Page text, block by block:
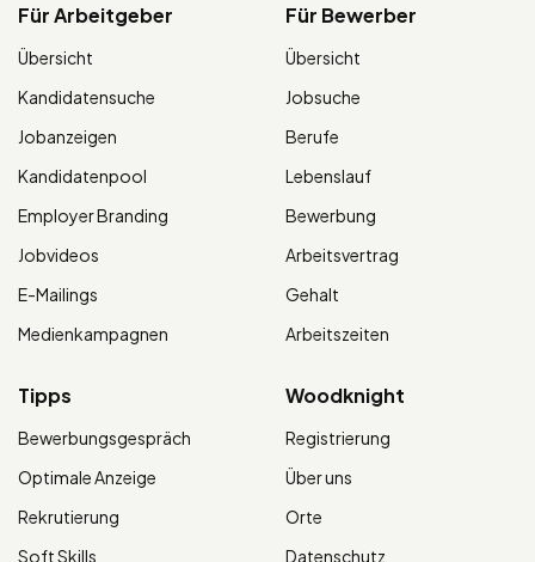
Für Arbeitgeber
Übersicht
Kandidatensuche
Jobanzeigen
Kandidatenpool
Employer Branding
Jobvideos
E-Mailings
Medienkampagnen
Für Bewerber
Übersicht
Jobsuche
Berufe
Lebenslauf
Bewerbung
Arbeitsvertrag
Gehalt
Arbeitszeiten
Tipps
Bewerbungsgespräch
Optimale Anzeige
Rekrutierung
Soft Skills
Woodknight
Registrierung
Über uns
Orte
Datenschutz